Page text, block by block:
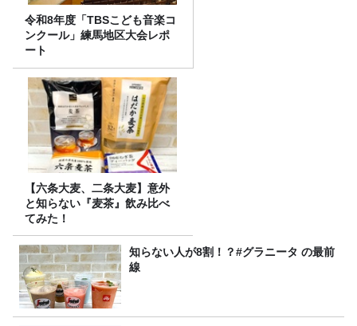
令和8年度「TBSこども音楽コ
ンクール」練馬地区大会レポ
ート
【六条大麦、二条大麦】意外
と知らない『麦茶』飲み比べ
てみた！
知らない人が8割！？#グラニータ の最前
線